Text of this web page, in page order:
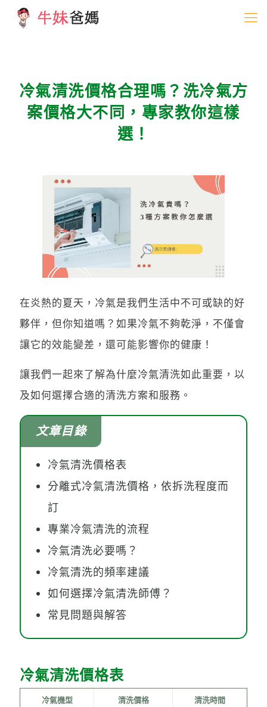
冷氣清洗價格合理嗎？洗冷氣方
案價格大不同，專家教你這樣
選！
在炎熱的夏天，冷氣是我們生活中不可或缺的好
夥伴，但你知道嗎？如果冷氣不夠乾淨，不僅會
讓它的效能變差，還可能影響你的健康！
讓我們一起來了解為什麼冷氣清洗如此重要，以
及如何選擇合適的清洗方案和服務。
文章目錄
冷氣清洗價格表
分離式冷氣清洗價格，依拆洗程度而
訂
專業冷氣清洗的流程
冷氣清洗必要嗎？
冷氣清洗的頻率建議
如何選擇冷氣清洗師傅？
常見問題與解答
冷氣清洗價格表
冷氣機型 清洗價格 清洗時間